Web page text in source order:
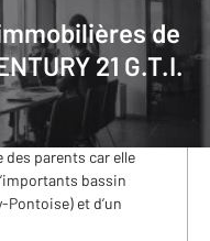
21 G.T.I.
747 habitants
Intégrée à la
Boucles de
parents car elle
bassin
Pontoise) et d’un